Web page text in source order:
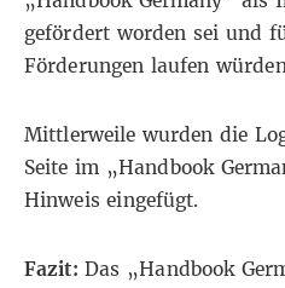
gefördert worden sei und
Förderungen laufen
Mittlerweile wurden die
Seite im „Handbook
Hinweis eingefügt.
Fazit: Das „Handbook